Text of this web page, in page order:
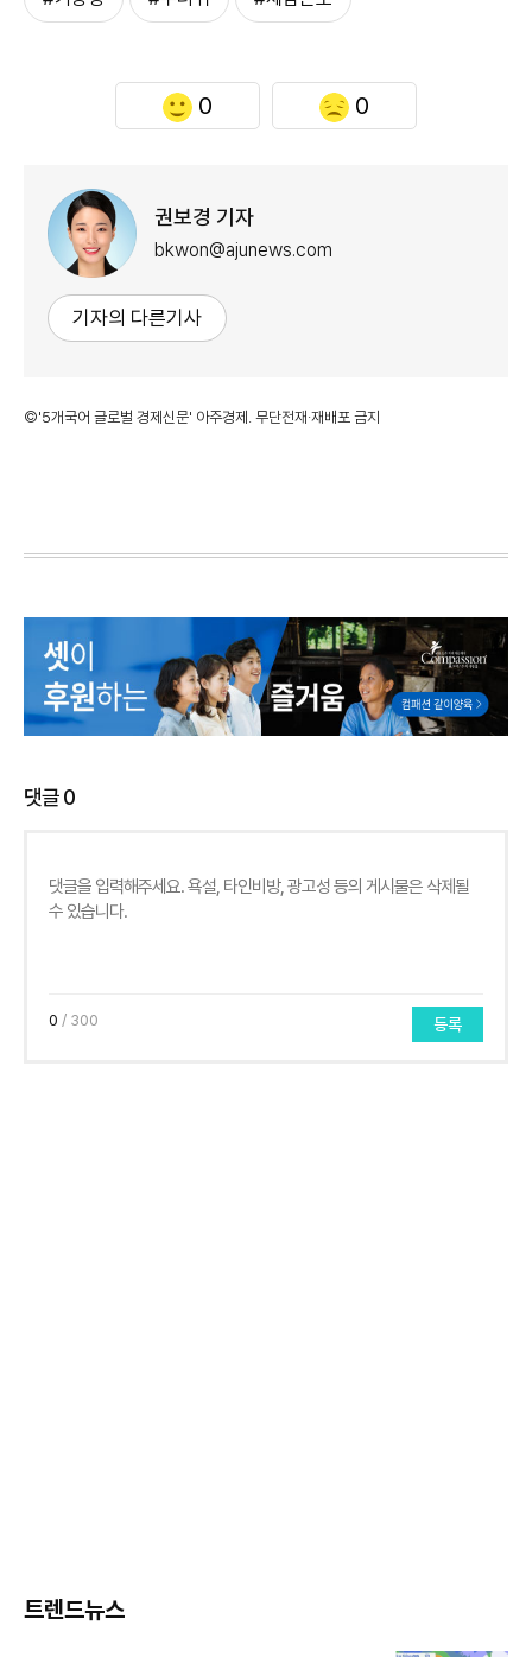
0 0
권보경 기자
bkwon@ajunews.com
기자의 다른기사
©'5개국어 글로벌 경제신문' 아주경제. 무단전재·재배포 금지
댓글0
0 / 300 등록
트렌드뉴스